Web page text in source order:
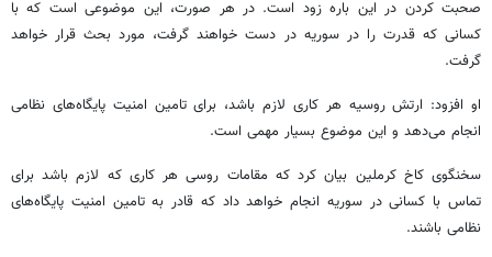
صحبت کردن در این باره زود است. در هر صورت، این موضوعی است که با
کسانی که قدرت را در سوریه در دست خواهند گرفت، مورد بحث قرار خواهد
گرفت.
او افزود: ارتش روسیه هر کاری لازم باشد، برای تامین امنیت پایگاه‌های نظامی
انجام می‌دهد و این موضوع بسیار مهمی است.
سخنگوی کاخ کرملین بیان کرد که مقامات روسی هر کاری که لازم باشد برای
تماس با کسانی در سوریه انجام خواهد داد که قادر به تامین امنیت پایگاه‌های
نظامی باشند.